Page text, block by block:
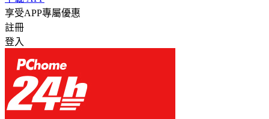
享受APP專屬優惠
註冊
登入